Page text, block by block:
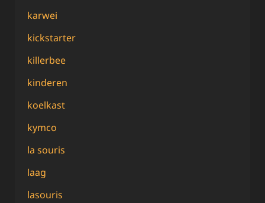
karwei
kickstarter
killerbee
kinderen
koelkast
kymco
la souris
laag
lasouris